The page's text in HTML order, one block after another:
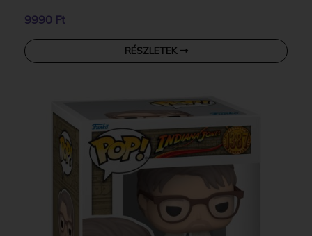
9990 Ft
RÉSZLETEK